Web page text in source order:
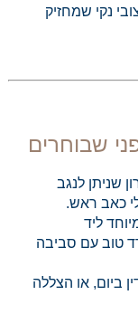
נקי שמחזיק
שניתן לנגב
כאב ראש.
ליד
טוב עם סביבה
ביום, או הצללה